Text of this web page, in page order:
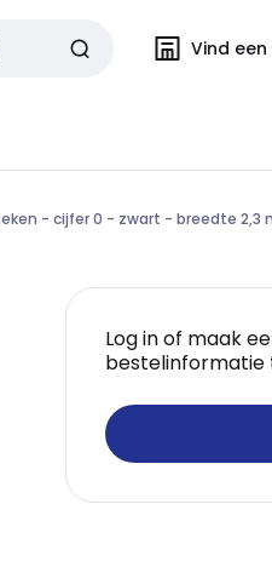
Vind
- cijfer 0 - zwart - breedte 2,3
Log in of maak
bestelinformatie